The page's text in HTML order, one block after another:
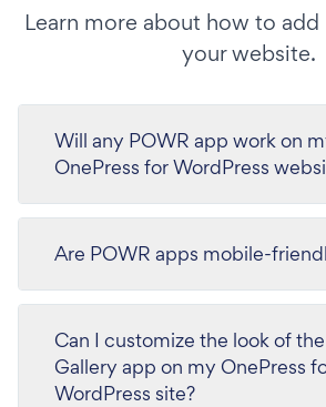
Learn more about how to
your website.
Will any POWR app work on
OnePress for WordPress
Are POWR apps mobile-
Can I customize the look of
Gallery app on my OnePress
WordPress site?